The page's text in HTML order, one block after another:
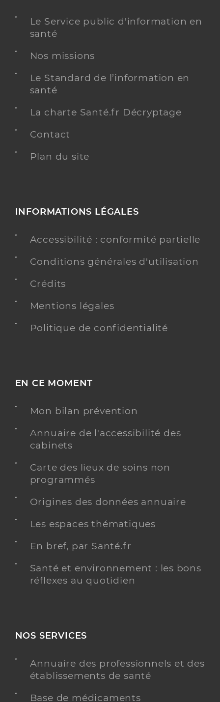
Le Service public d'information en
santé
Nos missions
Le Standard de l’information en
santé
La charte Santé.fr Décryptage
Contact
Plan du site
INFORMATIONS LÉGALES
Accessibilité : conformité partielle
Conditions générales d'utilisation
Crédits
Mentions légales
Politique de confidentialité
EN CE MOMENT
Mon bilan prévention
Annuaire de l'accessibilité des
cabinets
Carte des lieux de soins non
programmés
Origines des données annuaire
Les espaces thématiques
En bref, par Santé.fr
Santé et environnement : les bons
réflexes au quotidien
NOS SERVICES
Annuaire des professionnels et des
établissements de santé
Base de médicaments